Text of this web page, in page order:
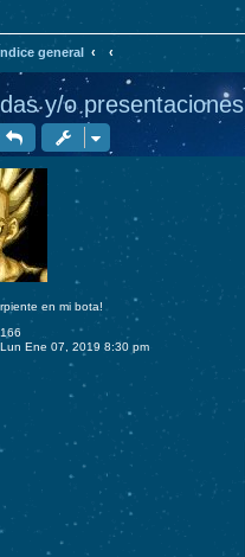
general
y/o presentaciones
en mi bota!
Lun Ene 07, 2019 8:30 pm